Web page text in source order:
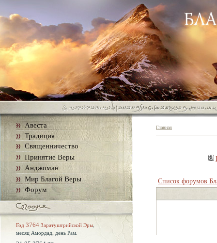
Авеста
Традиция
Священничество
Принятие Веры
Анджоман
Мир Благой Веры
Форум
Год 3764 Заратуштрийской Эры,
месяц Амордад, день Рам.
Главная
Список форумов